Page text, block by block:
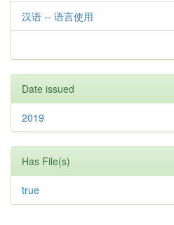
汉语 -- 语言使用
Date issued
2019
Has File(s)
true